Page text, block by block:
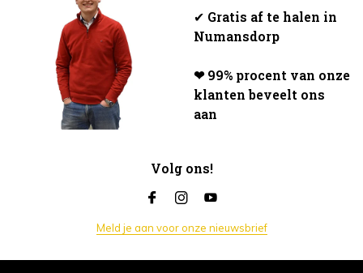
✔ Gratis af te halen in
Numansdorp
❤ 99% procent van onze
klanten beveelt ons
aan
Volg ons!
Meld je aan voor onze nieuwsbrief